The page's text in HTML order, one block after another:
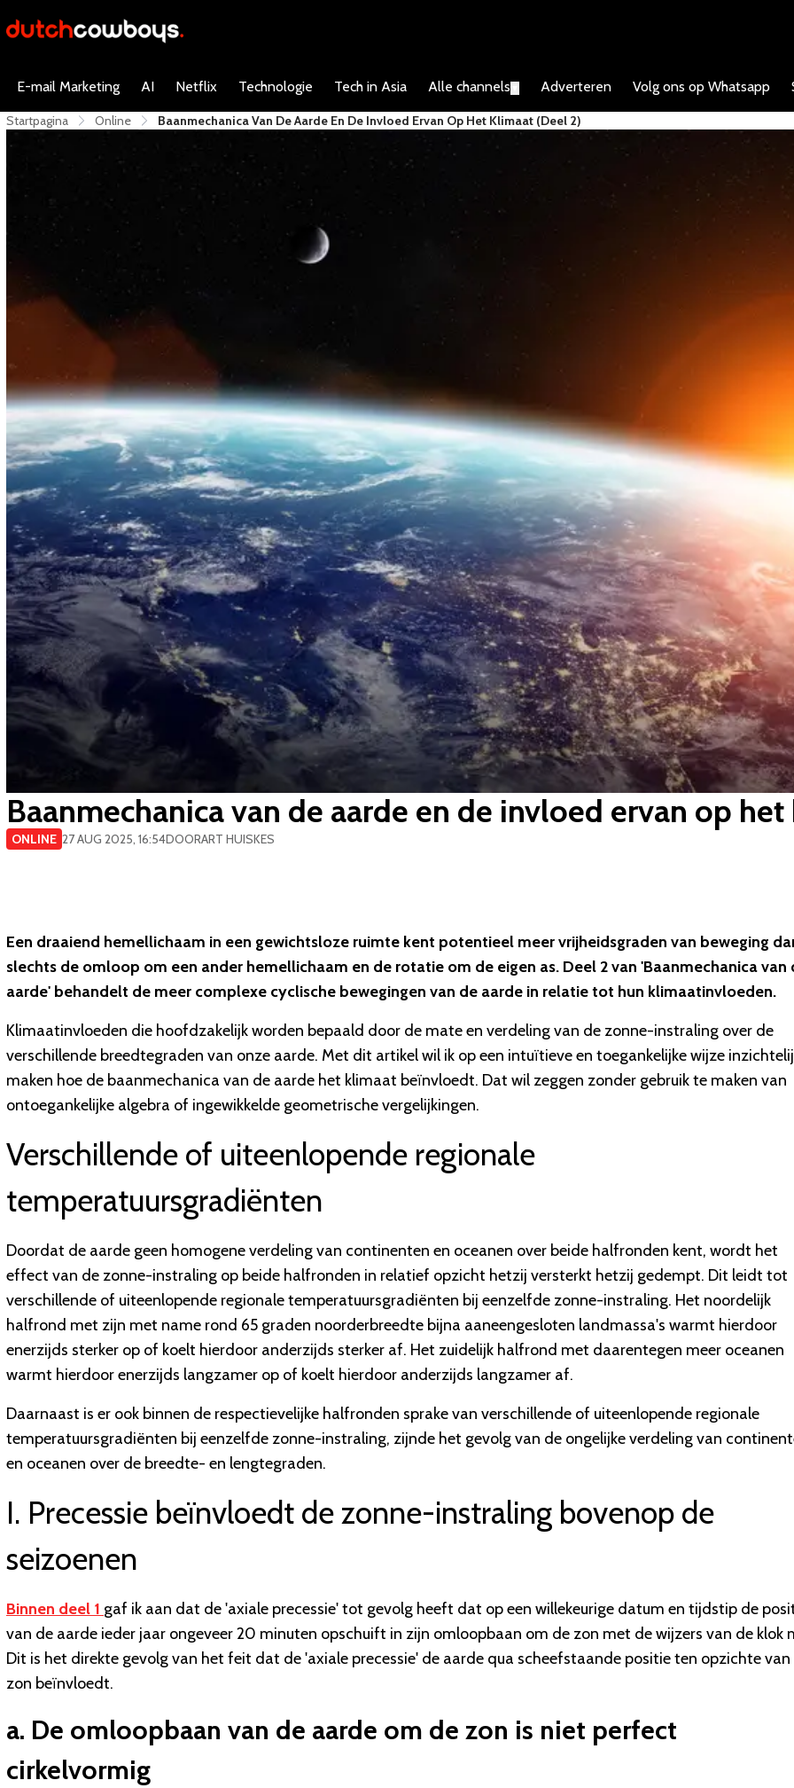
E-mail Marketing AI Netflix Technologie Tech in Asia Alle channels Adverteren Volg ons op Whatsapp
Startpagina Online Baanmechanica Van De Aarde En De Invloed Ervan Op Het Klimaat (deel 2)
Baanmechanica van de aarde en de invloed ervan op
ONLINE 27 AUG 2025, 16:54DOORART HUISKES
Een draaiend hemellichaam in een gewichtsloze ruimte kent potentieel meer vrijheidsgraden van beweging
slechts de omloop om een ander hemellichaam en de rotatie om de eigen as. Deel 2 van 'Baanmechanica van
aarde' behandelt de meer complexe cyclische bewegingen van de aarde in relatie tot hun klimaatinvloeden.
Klimaatinvloeden die hoofdzakelijk worden bepaald door de mate en verdeling van de zonne-instraling over de
verschillende breedtegraden van onze aarde. Met dit artikel wil ik op een intuïtieve en toegankelijke wijze
maken hoe de baanmechanica van de aarde het klimaat beïnvloedt. Dat wil zeggen zonder gebruik te maken van
ontoegankelijke algebra of ingewikkelde geometrische vergelijkingen.
Verschillende of uiteenlopende regionale
temperatuursgradiënten
Doordat de aarde geen homogene verdeling van continenten en oceanen over beide halfronden kent, wordt het
effect van de zonne-instraling op beide halfronden in relatief opzicht hetzij versterkt hetzij gedempt. Dit leidt tot
verschillende of uiteenlopende regionale temperatuursgradiënten bij eenzelfde zonne-instraling. Het noordelijk
halfrond met zijn met name rond 65 graden noorderbreedte bijna aaneengesloten landmassa's warmt hierdoor
enerzijds sterker op of koelt hierdoor anderzijds sterker af. Het zuidelijk halfrond met daarentegen meer oceanen
warmt hierdoor enerzijds langzamer op of koelt hierdoor anderzijds langzamer af.
Daarnaast is er ook binnen de respectievelijke halfronden sprake van verschillende of uiteenlopende regionale
temperatuursgradiënten bij eenzelfde zonne-instraling, zijnde het gevolg van de ongelijke verdeling van
en oceanen over de breedte- en lengtegraden.
I. Precessie beïnvloedt de zonne-instraling bovenop de
seizoenen
Binnen deel 1 gaf ik aan dat de 'axiale precessie' tot gevolg heeft dat op een willekeurige datum en tijdstip de
van de aarde ieder jaar ongeveer 20 minuten opschuift in zijn omloopbaan om de zon met de wijzers van de klok
Dit is het direkte gevolg van het feit dat de 'axiale precessie' de aarde qua scheefstaande positie ten opzichte van
zon beïnvloedt.
a. De omloopbaan van de aarde om de zon is niet perfect
cirkelvormig